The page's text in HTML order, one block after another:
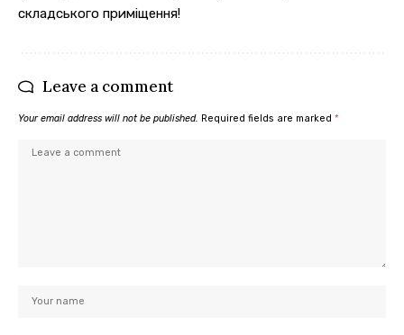
складського приміщення!
Leave a comment
Your email address will not be published. Required fields are marked *